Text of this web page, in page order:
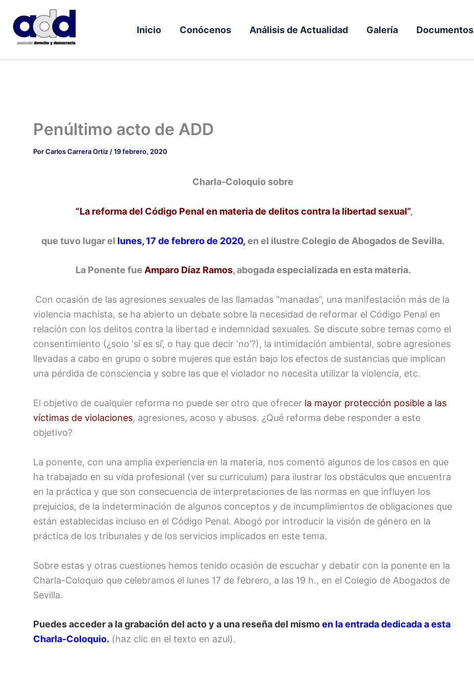
contenido
Inicio Conócenos Análisis de Actualidad Galería Documentos
Penúltimo acto de ADD
PorCarlos Carrera Ortiz /19 febrero, 2020
Charla-Coloquio sobre
“La reforma del Código Penal en materia de delitos contra la libertad sexual”,
que tuvo lugarel lunes, 17 de febrero de 2020, en el ilustre Colegio de Abogados de Sevilla.
La Ponente fue Amparo Díaz Ramos, abogada especializada en esta materia.
Con ocasión de las agresiones sexuales de las llamadas “manadas”, una manifestación más de la
violencia machista, se ha abierto un debate sobre la necesidad de reformar el Código Penal en
relación con los delitos contra la libertad e indemnidad sexuales. Se discute sobre temas como el
consentimiento (¿solo ‘sí es sí’, o hay que decir ‘no’?), la intimidación ambiental, sobre agresiones
llevadas a cabo en grupo o sobre mujeres que están bajo los efectos de sustancias que implican
una pérdida de consciencia y sobre las que el violador no necesita utilizar la violencia, etc.
El objetivo de cualquier reforma no puede ser otro que ofrecer la mayor protección posible a las
víctimas de violaciones, agresiones, acoso y abusos. ¿Qué reforma debe responder a este
objetivo?
La ponente, con una amplia experiencia en la materia, nos comentó algunos de los casos en que
ha trabajado en su vida profesional (ver su curriculum) para ilustrar los obstáculos que encuentra
en la práctica y que son consecuencia de interpretaciones de las normas en que influyen los
prejuicios, de la indeterminación de algunos conceptos y de incumplimientos de obligaciones que
están establecidas incluso en el Código Penal. Abogó por introducir la visión de género en la
práctica de los tribunales y de los servicios implicados en este tema.
Sobre estas y otras cuestiones hemos tenido ocasión de escuchar y debatir con la ponente en la
Charla-Coloquio que celebramos el lunes 17 de febrero, a las 19 h., en el Colegio de Abogados de
Sevilla.
Puedes acceder a la grabación del acto y a una reseña del mismoen la entrada dedicada a esta
Charla-Coloquio. (haz clic en el texto en azul).